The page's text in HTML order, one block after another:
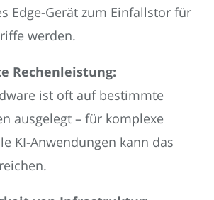
Edge-Gerät zum Einfallstor für
werden.
Rechenleistung:
ist oft auf bestimmte
ausgelegt – für komplexe
KI-Anwendungen kann das